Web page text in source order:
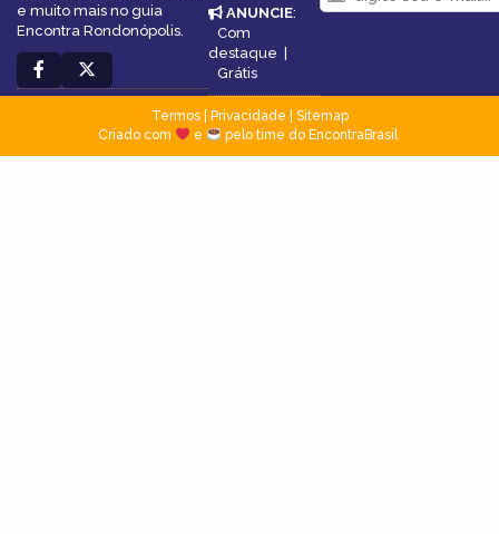
e muito mais no guia
Encontra Rondonópolis.
ANUNCIE:
Com
destaque
Grátis
Termos| Privacidade
Sitemap
Criado com
e pelo time do EncontraBrasil